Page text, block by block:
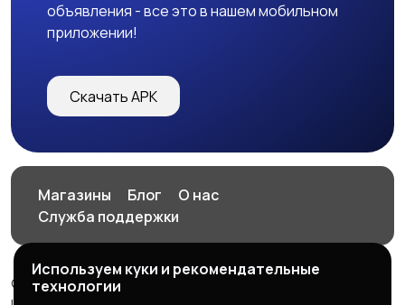
объявления - все это в нашем мобильном
приложении!
Скачать APK
Магазины Блог
О нас
Служба поддержки
© 2026 HOP.UZ
Используем куки и рекомендательные
технологии